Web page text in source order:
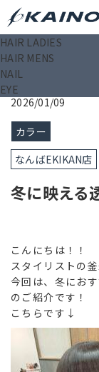
HAIR LADIES
HAIR MENS
NAIL
EYE
KAINO－カイノ－
グレージュ♪
2026/01/09
カラー
なんばEKIKAN店
冬に映える
こんにちは！！
スタイリストの
今回は、 冬にお
のご紹介です！
こちらです↓